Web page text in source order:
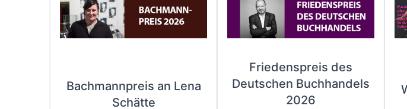
Bachmannpreis an Lena
Schätte
Friedenspreis des
Deutschen Buchhandels
2026